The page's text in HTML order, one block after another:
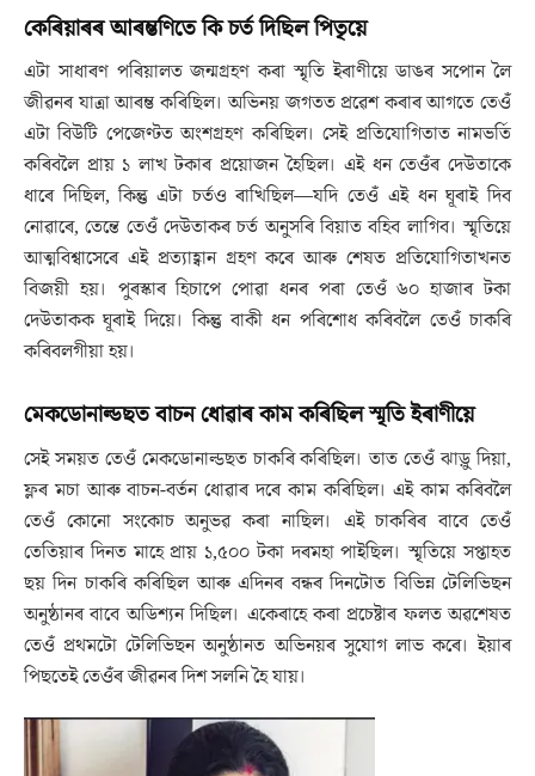
কেৰিয়াৰৰ আৰম্ভণিতে কি চৰ্ত দিছিল পিতৃয়ে
এটা সাধাৰণ পৰিয়ালত জন্মগ্ৰহণ কৰা স্মৃতি ইৰাণীয়ে ডাঙৰ সপোন লৈ
জীৱনৰ যাত্ৰা আৰম্ভ কৰিছিল। অভিনয় জগতত প্ৰৱেশ কৰাৰ আগতে তেওঁ
এটা বিউটি পেজেণ্টত অংশগ্ৰহণ কৰিছিল। সেই প্ৰতিযোগিতাত নামভৰ্তি
কৰিবলৈ প্ৰায় ১ লাখ টকাৰ প্ৰয়োজন হৈছিল। এই ধন তেওঁৰ দেউতাকে
ধাৰে দিছিল, কিন্তু এটা চৰ্তও ৰাখিছিল—যদি তেওঁ এই ধন ঘূৰাই দিব
নোৱাৰে, তেন্তে তেওঁ দেউতাকৰ চৰ্ত অনুসৰি বিয়াত বহিব লাগিব। স্মৃতিয়ে
আত্মবিশ্বাসেৰে এই প্ৰত্যাহ্বান গ্ৰহণ কৰে আৰু শেষত প্ৰতিযোগিতাখনত
বিজয়ী হয়। পুৰস্কাৰ হিচাপে পোৱা ধনৰ পৰা তেওঁ ৬০ হাজাৰ টকা
দেউতাকক ঘূৰাই দিয়ে। কিন্তু বাকী ধন পৰিশোধ কৰিবলৈ তেওঁ চাকৰি
কৰিবলগীয়া হয়।
মেকডোনাল্ডছত বাচন ধোৱাৰ কাম কৰিছিল স্মৃতি ইৰাণীয়ে
সেই সময়ত তেওঁ মেকডোনাল্ডছত চাকৰি কৰিছিল। তাত তেওঁ ঝাড়ু দিয়া,
ফ্লৰ মচা আৰু বাচন-বৰ্তন ধোৱাৰ দৰে কাম কৰিছিল। এই কাম কৰিবলৈ
তেওঁ কোনো সংকোচ অনুভৱ কৰা নাছিল। এই চাকৰিৰ বাবে তেওঁ
তেতিয়াৰ দিনত মাহে প্ৰায় ১,৫০০ টকা দৰমহা পাইছিল। স্মৃতিয়ে সপ্তাহত
ছয় দিন চাকৰি কৰিছিল আৰু এদিনৰ বন্ধৰ দিনটোত বিভিন্ন টেলিভিছন
অনুষ্ঠানৰ বাবে অডিশ্যন দিছিল। একেৰাহে কৰা প্ৰচেষ্টাৰ ফলত অৱশেষত
তেওঁ প্ৰথমটো টেলিভিছন অনুষ্ঠানত অভিনয়ৰ সুযোগ লাভ কৰে। ইয়াৰ
পিছতেই তেওঁৰ জীৱনৰ দিশ সলনি হৈ যায়।